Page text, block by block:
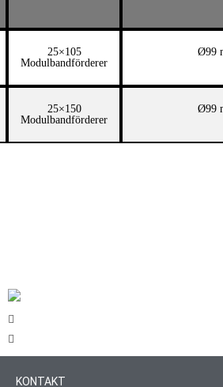
25×105
Modulbandförderer
Ø99
25×150
Modulbandförderer
Ø99
KONTAKT